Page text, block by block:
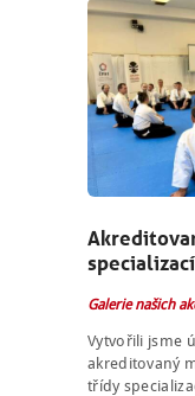
Galerie našich
Vytvořili jsme
akreditovaný
třídy